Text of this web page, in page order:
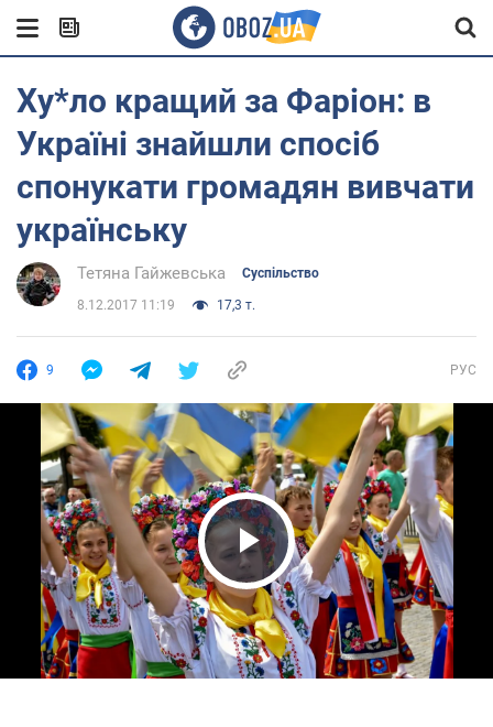
Ху*ло кращий за Фаріон: в
Україні знайшли спосіб
спонукати громадян вивчати
українську
Тетяна Гайжевська Суспільство
8.12.2017 11:19 17,3 т.
9 РУС
Play Video